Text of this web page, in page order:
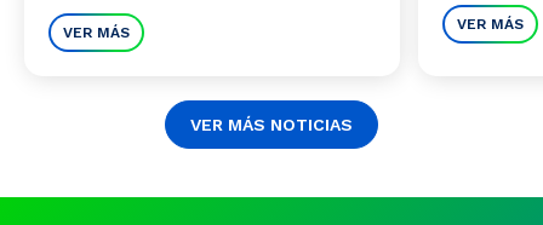
VER MÁS VER MÁS
VER MÁS NOTICIAS